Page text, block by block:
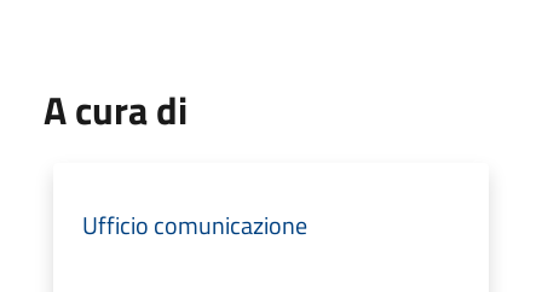
A cura di
Ufficio comunicazione